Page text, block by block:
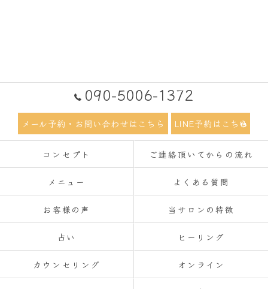
090-5006-1372
メール予約・お問い合わせはこちら LINE予約はこちら
コンセプト ご連絡頂いてからの流れ
メニュー よくある質問
お客様の声 当サロンの特徴
占い ヒーリング
カウンセリング オンライン